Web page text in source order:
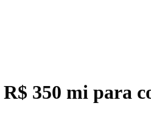
350 mi para